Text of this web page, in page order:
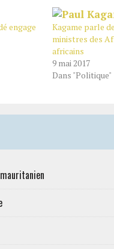
engage
Kagame parle
ministres des
africains
9 mai 2017
Dans "Politique"